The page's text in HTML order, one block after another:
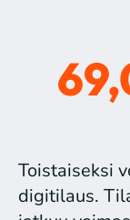
Toistaiseksi
digitilaus.